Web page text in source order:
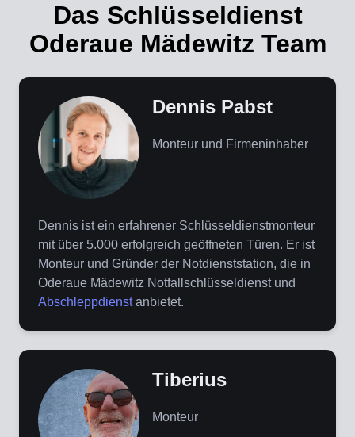
Das Schlüsseldienst
Oderaue Mädewitz Team
Dennis Pabst
Monteur und Firmeninhaber
Dennis ist ein erfahrener Schlüsseldienstmonteur
mit über 5.000 erfolgreich geöffneten Türen. Er ist
Monteur und Gründer der Notdienststation, die in
Oderaue Mädewitz Notfallschlüsseldienst und
Abschleppdienstanbietet.
Tiberius
Monteur